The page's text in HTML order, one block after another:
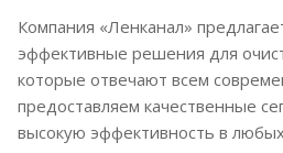
Компания «Ленканал»
эффективные решения для
которые отвечают всем
предоставляем качественные
высокую эффективность в